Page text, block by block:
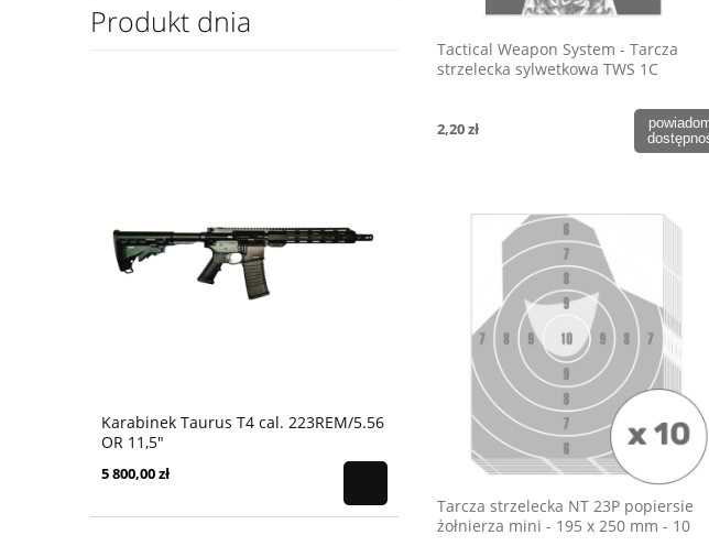
Produkt dnia
Karabinek Taurus T4 cal. 223REM/5.56
OR 11,5"
5 800,00 zł
Tactical Weapon System - Tarcza
strzelecka sylwetkowa TWS 1C
2,20 zł
Tarcza strzelecka NT 23P popiersie
żołnierza mini - 195 x 250 mm - 10